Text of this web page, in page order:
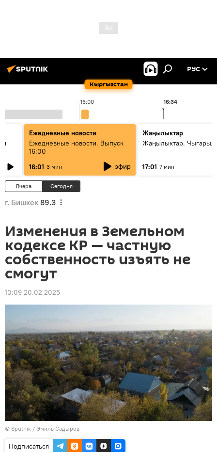
Кыргызстан
РУС
16:00 16:34
Ежедневные новости
Ежедневные новости. Выпуск
16:00
16:01 3 мин эфир
Жаңылыктар
Жаңылыктар.
17:01 7 мин
Вчера Сегодня
г. Бишкек 89.3
Изменения в Земельном
кодексе КР — частную
собственность изъять не
смогут
10:09 20.02.2025
© Sputnik / Эмиль Садыров
Подписаться